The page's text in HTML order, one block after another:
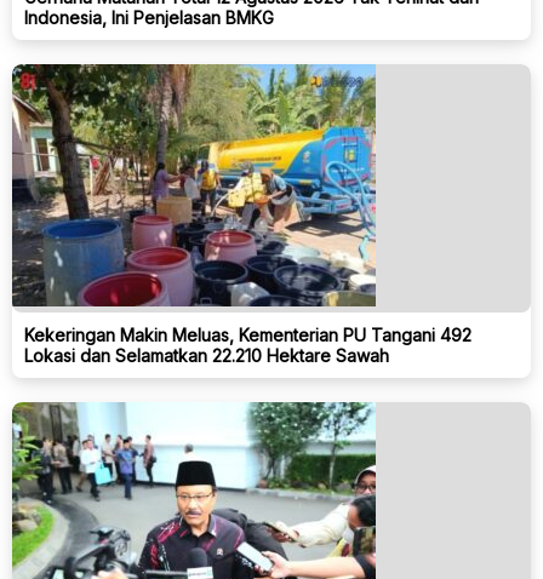
Indonesia, Ini Penjelasan BMKG
Kekeringan Makin Meluas, Kementerian PU Tangani 492
Lokasi dan Selamatkan 22.210 Hektare Sawah